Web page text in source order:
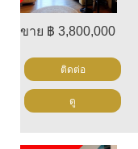
ขาย ฿ 3,800,000
ติดต่อ
ดู